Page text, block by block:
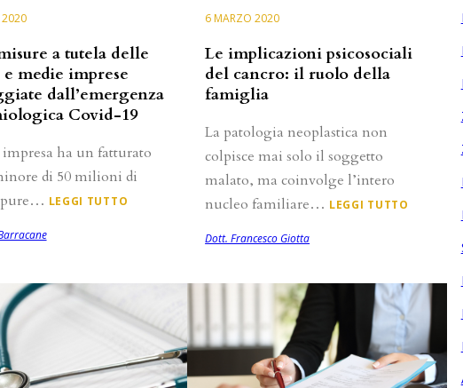
a tutela delle
medie imprese
dall’emergenza
Covid-19
impresa ha un fatturato
di 50 milioni di
LEGGI TUTTO
6 MARZO 2020
Le implicazioni psicosociali
del cancro: il ruolo della
famiglia
La patologia neoplastica non
colpisce mai solo il soggetto
malato, ma coinvolge l’intero
nucleo familiare… LEGGI TUTTO
Dott. Francesco Giotta